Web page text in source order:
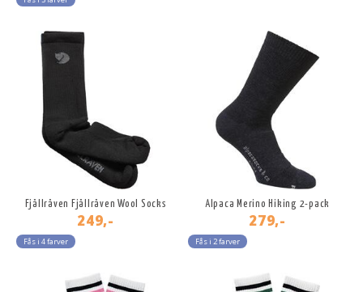
Fjällräven Fjällräven Wool Socks
249,-
Fås i 4 farver
Alpaca Merino Hiking 2-pack
279,-
Fås i 2 farver